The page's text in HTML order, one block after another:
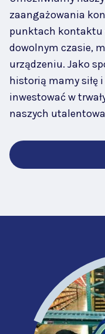
zaangażowania
punktach kontaktu
dowolnym czasie,
urządzeniu. Jako
historią mamy siłę
inwestować w
naszych